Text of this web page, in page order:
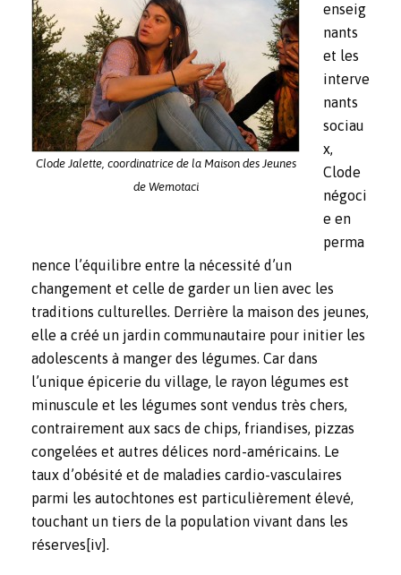
Clode Jalette, coordinatrice de la Maison des Jeunes
de Wemotaci
enseig
nants
et les
interve
nants
sociau
x,
Clode
négoci
e en
perma
nence l’équilibre entre la nécessité d’un
changement et celle de garder un lien avec les
traditions culturelles. Derrière la maison des jeunes,
elle a créé un jardin communautaire pour initier les
adolescents à manger des légumes. Car dans
l’unique épicerie du village, le rayon légumes est
minuscule et les légumes sont vendus très chers,
contrairement aux sacs de chips, friandises, pizzas
congelées et autres délices nord-américains. Le
taux d’obésité et de maladies cardio-vasculaires
parmi les autochtones est particulièrement élevé,
touchant un tiers de la population vivant dans les
réserves [iv].